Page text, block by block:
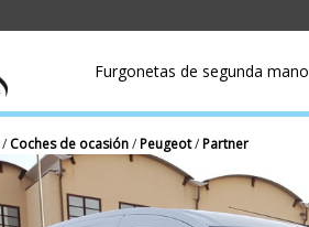
Furgonetas de segunda mano
/ Coches de ocasión/Peugeot/Partner